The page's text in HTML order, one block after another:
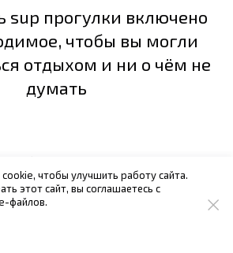
sup прогулки включено
чтобы вы могли
отдыхом и ни о чём не
думать
спас жилет Hike
чтобы улучшить работу сайта.
этот сайт, вы соглашаетесь с
файлов.